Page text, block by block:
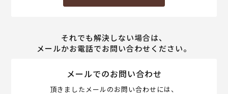
それでも解決しない場合は、
メールかお電話でお問い合わせください。
メールでのお問い合わせ
頂きましたメールのお問い合わせには、